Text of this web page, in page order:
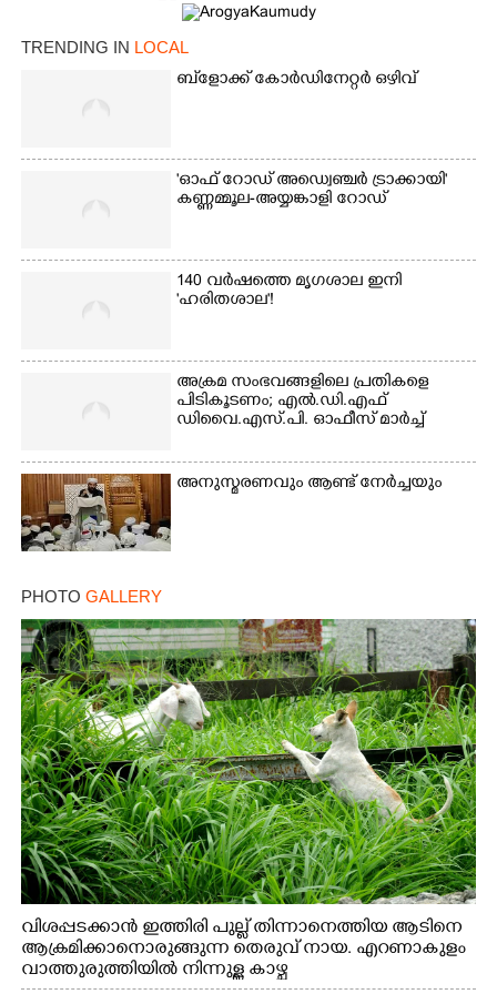
TRENDING IN LOCAL
ബ്‌ളോക്ക് കോർഡിനേറ്റർ ഒഴിവ്
'ഓഫ് റോഡ് അഡ്വെഞ്ചർ ട്രാക്കായി'
കണ്ണമ്മൂല-അയ്യങ്കാളി റോഡ്
140 വർഷത്തെ മൃഗശാല ഇനി
'ഹരിതശാല'!
അക്രമ സംഭവങ്ങളിലെ പ്രതികളെ
പിടികൂടണം; എൽ.ഡി.എഫ്
ഡിവൈ.എസ്.പി. ഓഫീസ് മാർച്ച്
അനുസ്മരണവും ആണ്ട് നേർച്ചയും
PHOTO GALLERY
വിശപ്പടക്കാൻ ഇത്തിരി പുല്ല് തിന്നാനെത്തിയ ആടിനെ
ആക്രമിക്കാനൊരുങ്ങുന്ന തെരുവ് നായ. എറണാകുളം
വാത്തുരുത്തിയിൽ നിന്നുള്ള കാഴ്ച